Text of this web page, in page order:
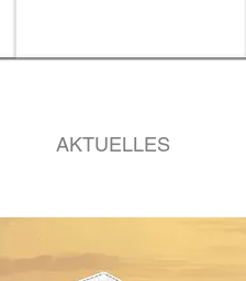
AKTUELLES